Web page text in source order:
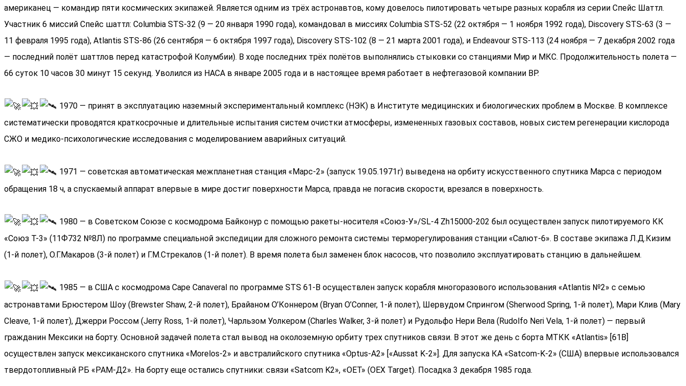
американец — командир пяти космических экипажей. Является одним из трёх астронавтов, кому довелось пилотировать четыре разных корабля из серии Спейс Шаттл.
Участник 6 миссий Спейс шаттл: Columbia STS-32 (9 — 20 января 1990 года), командовал в миссиях Columbia STS-52 (22 октября — 1 ноября 1992 года), Discovery STS-63 (3 —
11 февраля 1995 года), Atlantis STS-86 (26 сентября — 6 октября 1997 года), Discovery STS-102 (8 — 21 марта 2001 года), и Endeavour STS-113 (24 ноября — 7 декабря 2002 года
— последний полёт шаттлов перед катастрофой Колумбии). В ходе последних трёх полётов выполнялись стыковки со станциями Мир и МКС. Продолжительность полета —
66 суток 10 часов 30 минут 15 секунд. Уволился из НАСА в январе 2005 года и в настоящее время работает в нефтегазовой компании BP.
1970 — принят в эксплуатацию наземный экспериментальный комплекс (НЭК) в Институте медицинских и биологических проблем в Москве. В комплексе
систематически проводятся краткосрочные и длительные испытания систем очистки атмосферы, измененных газовых составов, новых систем регенерации кислорода
СЖО и медико-психологические исследования с моделированием аварийных ситуаций.
1971 — советская автоматическая межпланетная станция «Марс-2» (запуск 19.05.1971г) выведена на орбиту искусственного спутника Марса с периодом
обращения 18 ч, а спускаемый аппарат впервые в мире достиг поверхности Марса, правда не погасив скорости, врезался в поверхность.
1980 — в Советском Союзе с космодрома Байконур с помощью ракеты-носителя «Союз-У»/SL-4 Zh15000-202 был осуществлен запуск пилотируемого КК
«Союз Т-3» (11Ф732 №8Л) по программе специальной экспедиции для сложного ремонта системы терморегулирования станции «Салют-6». В составе экипажа Л.Д.Кизим
(1-й полет), О.Г.Макаров (3-й полет) и Г.М.Стрекалов (1-й полет). В время полета был заменен блок насосов, что позволило эксплуатировать станцию в дальнейшем.
1985 — в США с космодрома Cape Canaveral по программе STS 61-B осуществлен запуск корабля многоразового использования «Atlantis №2» с семью
астронавтами Брюстером Шоу (Brewster Shaw, 2-й полет), Брайаном О’Коннером (Bryan O’Conner, 1-й полет), Шервудом Спрингом (Sherwood Spring, 1-й полет), Мари Клив (Mary
Cleave, 1-й полет), Джерри Россом (Jerry Ross, 1-й полет), Чарльзом Уолкером (Charles Walker, 3-й полет) и Рудольфо Нери Вела (Rudolfo Neri Vela, 1-й полет) — первый
гражданин Мексики на борту. Основной задачей полета стал вывод на околоземную орбиту трех спутников связи. В этот же день с борта МТКК «Atlantis» [61B]
осуществлен запуск мексиканского спутника «Morelos-2» и австралийского спутника «Optus-A2» [«Aussat K-2»]. Для запуска КА «Satcom-K-2» (США) впервые использовался
твердотопливный РБ «РАМ-Д2». На борту еще остались спутники: связи «Satcom K2», «OET» (OEX Target). Посадка 3 декабря 1985 года.